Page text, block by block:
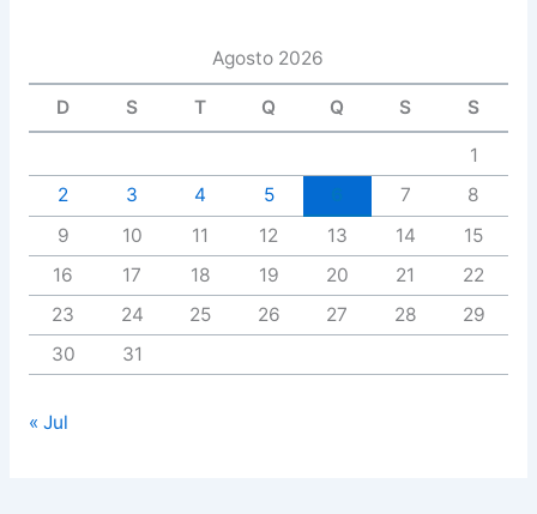
Agosto 2026
D S T Q Q S S
1
2
3 4 5 7
8
9
10 11 12 13 14
15
16
17 18 19 20 21
22
23
24 25 26 27 28
29
30
31
« Jul